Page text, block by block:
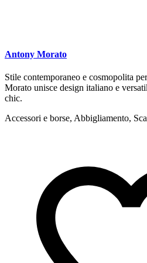
Antony Morato
Stile contemporaneo e cosmopolita
Morato unisce design italiano e
chic.
Accessori e borse, Abbigliamento,